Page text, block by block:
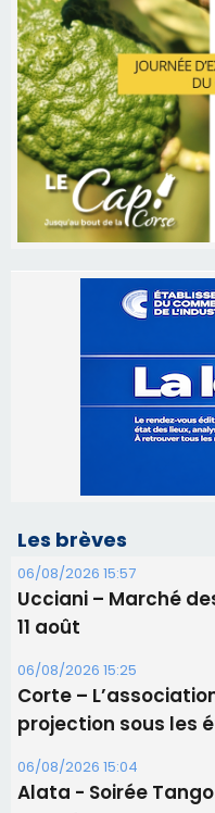
06/08/2026 15:57
Ucciani – Marché
Corte –
projection sous les
06/08/2026 15:04
Alata - Soirée
Benedetto
05/08/2026 09:53
Biguglia : messe de
procession le 14
31/07/2026 08:24
Tennis - Début ce